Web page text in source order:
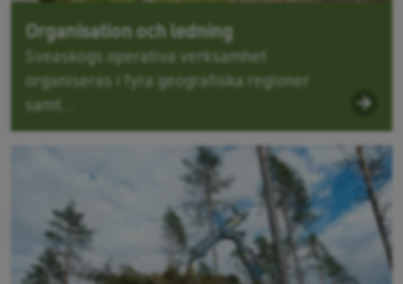
Organisation och ledning
Sveaskogs operativa verksamhet
organiseras i fyra geografiska regioner
samt...